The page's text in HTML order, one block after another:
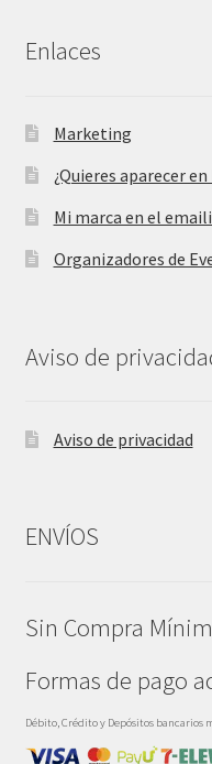
Enlaces
Marketing
¿Quieres aparecer
Mi marca en el
Organizadores de
Aviso de
Aviso de privacidad
ENVÍOS
Sin Compra
Formas de pago
Débito, Crédito y Depósitos bancarios